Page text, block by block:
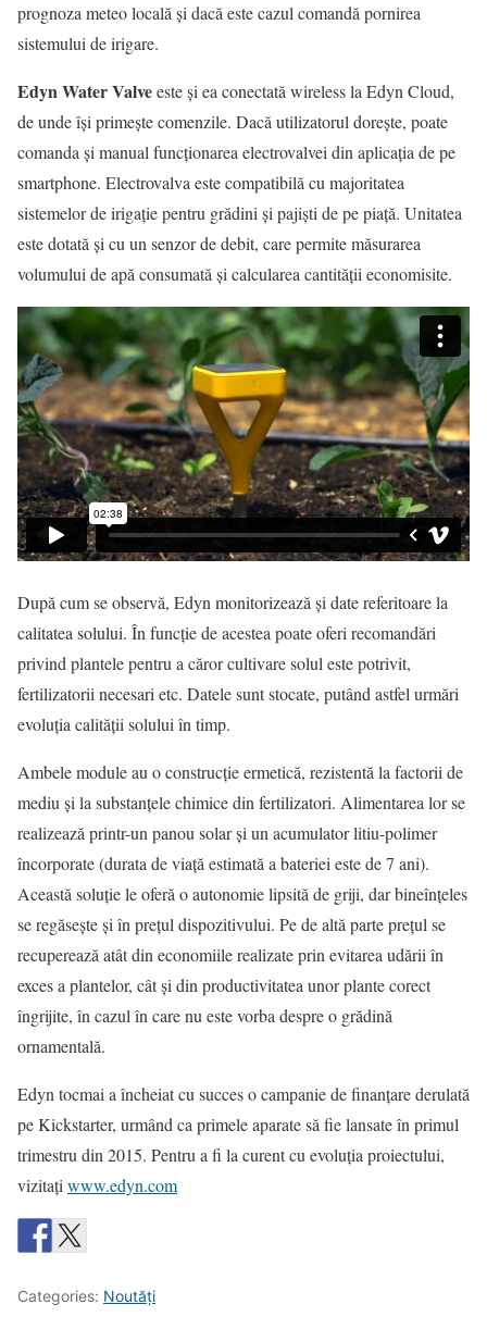
prognoza meteo locală şi dacă este cazul comandă pornirea
sistemului de irigare.
Edyn Water Valveeste şi ea conectată wireless la Edyn Cloud,
de unde îşi primeşte comenzile. Dacă utilizatorul doreşte, poate
comanda şi manual funcţionarea electrovalvei din aplicaţia de pe
smartphone. Electrovalva este compatibilă cu majoritatea
sistemelor de irigaţie pentru grădini şi pajişti de pe piaţă. Unitatea
este dotată şi cu un senzor de debit, care permite măsurarea
volumului de apă consumată şi calcularea cantităţii economisite.
După cum se observă, Edyn monitorizează şi date referitoare la
calitatea solului. În funcţie de acestea poate oferi recomandări
privind plantele pentru a căror cultivare solul este potrivit,
fertilizatorii necesari etc. Datele sunt stocate, putând astfel urmări
evoluţia calităţii solului în timp.
Ambele module au o construcţie ermetică, rezistentă la factorii de
mediu şi la substanţele chimice din fertilizatori. Alimentarea lor se
realizează printr-un panou solar şi un acumulator litiu-polimer
încorporate (durata de viaţă estimată a bateriei este de 7 ani).
Această soluţie le oferă o autonomie lipsită de griji, dar bineînţeles
se regăseşte şi în preţul dispozitivului. Pe de altă parte preţul se
recuperează atât din economiile realizate prin evitarea udării în
exces a plantelor, cât şi din productivitatea unor plante corect
îngrijite, în cazul în care nu este vorba despre o grădină
ornamentală.
Edyn tocmai a încheiat cu succes o campanie de finanţare derulată
pe Kickstarter, urmând ca primele aparate să fie lansate în primul
trimestru din 2015. Pentru a fi la curent cu evoluţia proiectului,
vizitaţiwww.edyn.com
Categories: Noutăţi